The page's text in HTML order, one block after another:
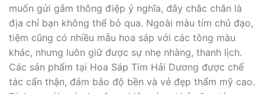
muốn gửi gắm thông điệp ý nghĩa, đây chắc chắn là
địa chỉ bạn không thể bỏ qua. Ngoài màu tím chủ đạo,
tiệm cũng có nhiều mẫu hoa sáp với các tông màu
khác, nhưng luôn giữ được sự nhẹ nhàng, thanh lịch.
Các sản phẩm tại Hoa Sáp Tím Hải Dương được chế
tác cẩn thận, đảm bảo độ bền và vẻ đẹp thẩm mỹ cao.